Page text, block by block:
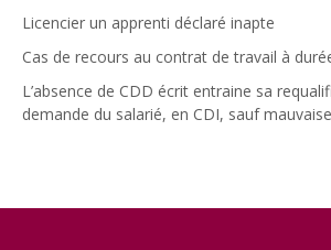
Licencier un apprenti déclaré inapte
Cas de recours au contrat de travail à
L’absence de CDD écrit entraine sa
demande du salarié, en CDI, sauf